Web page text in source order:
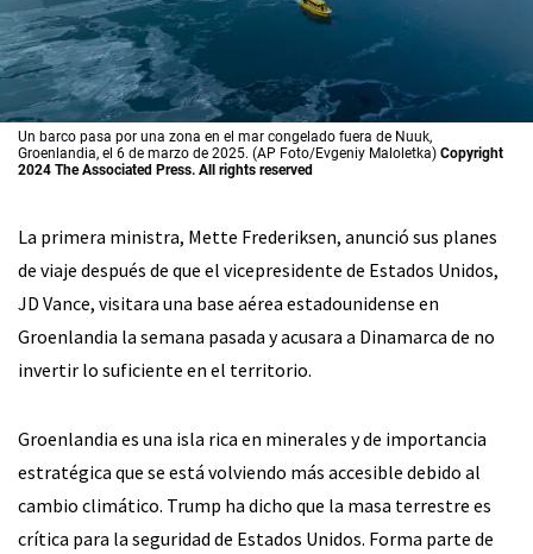
Un barco pasa por una zona en el mar congelado fuera de Nuuk,
Groenlandia, el 6 de marzo de 2025. (AP Foto/Evgeniy Maloletka) Copyright
2024 The Associated Press. All rights reserved
La primera ministra, Mette Frederiksen, anunció sus planes
de viaje después de que el vicepresidente de Estados Unidos,
JD Vance, visitara una base aérea estadounidense en
Groenlandia la semana pasada y acusara a Dinamarca de no
invertir lo suficiente en el territorio.
Groenlandia es una isla rica en minerales y de importancia
estratégica que se está volviendo más accesible debido al
cambio climático. Trump ha dicho que la masa terrestre es
crítica para la seguridad de Estados Unidos. Forma parte de